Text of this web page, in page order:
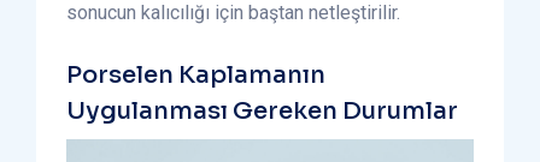
sonucun kalıcılığı için baştan netleştirilir.
Porselen Kaplamanın
Uygulanması Gereken Durumlar